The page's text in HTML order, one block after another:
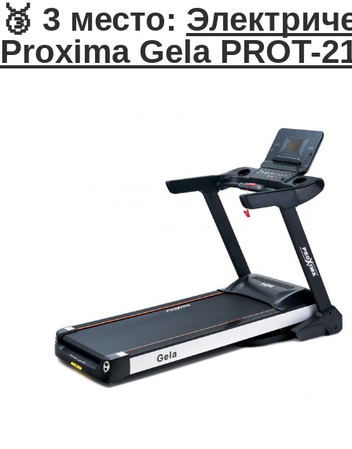
🥉 3 место:
Proxima Gela PROT-